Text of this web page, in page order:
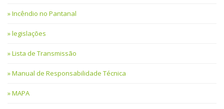
Incêndio no Pantanal
legislações
Lista de Transmissão
Manual de Responsabilidade Técnica
MAPA